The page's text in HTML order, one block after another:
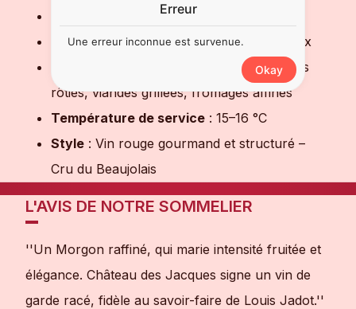
: Fruits noirs, cerise, notes épicées
Bouche: Ample, structurée, tanins soyeux
: Charcuterie, volailles
rôties, viandes grillées, fromages affinés
Température de service : 15–16 °C
Style : Vin rouge gourmand et structuré –
Cru du Beaujolais
L'AVIS DE NOTRE SOMMELIER
''Un Morgon raffiné, qui marie intensité fruitée et
élégance. Château des Jacques signe un vin de
garde racé, fidèle au savoir-faire de Louis Jadot.''
Erreur
Une erreur inconnue est survenue.
Okay